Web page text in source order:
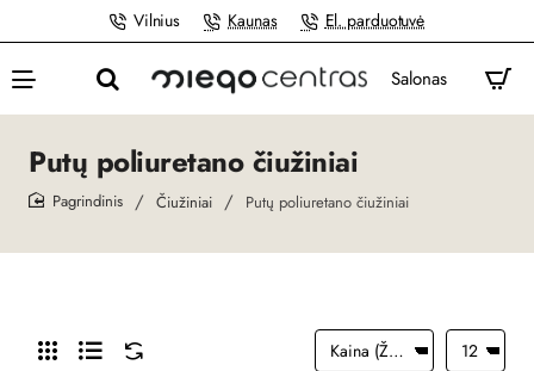
Vilnius Kaunas El. parduotuvė
Salonas
Putų poliuretano čiužiniai
Čiužiniai Putų poliuretano čiužiniai